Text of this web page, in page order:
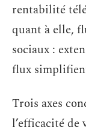
rentabilité
quant à elle,
sociaux :
flux
Trois axes
l’efficacité de